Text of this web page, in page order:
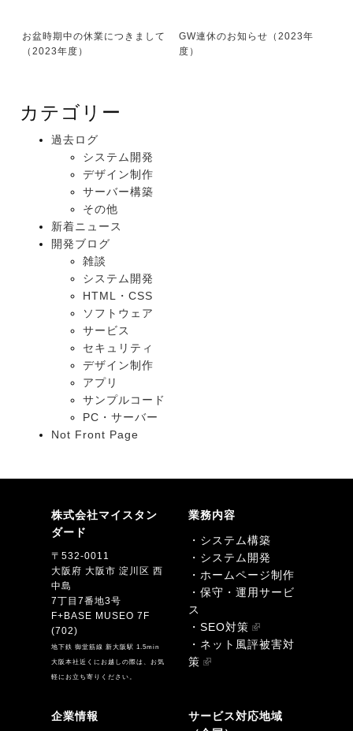
お盆時期中の休業につきまして
（2023年度）
GW連休のお知らせ（2023年
度）
カテゴリー
過去ログ
システム開発
デザイン制作
サーバー構築
その他
新着ニュース
開発ブログ
雑談
システム開発
HTML・CSS
ソフトウェア
サービス
セキュリティ
デザイン制作
アプリ
サンプルコード
PC・サーバー
Not Front Page
株式会社マイスタン
ダード
〒532-0011
大阪府 大阪市 淀川区 西
中島
7丁目7番地3号
F+BASE MUSEO 7F
(702)
地下鉄 御堂筋線 新大阪駅 1.5min
大阪本社近くにお越しの際は、お気
軽にお立ち寄りください。
業務内容
・システム構築
・システム開発
・ホームページ制作
・保守・運用サービ
ス
・SEO対策
・ネット風評被害対
策
企業情報
サービス対応地域